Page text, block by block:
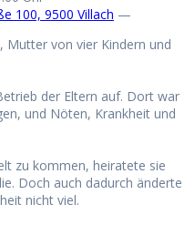
100, 9500 Villach —
Mutter von vier Kindern und
der Eltern auf. Dort war
und Nöten, Krankheit und
zu kommen, heiratete sie
Doch auch dadurch änderte
nicht viel.